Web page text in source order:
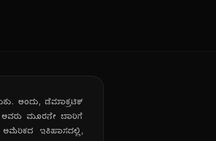
ಅಂದು, ಡೆಮಾಕ್ರಟಿಕ್
ಅವರು ಮೂರನೇ ಬಾರಿಗೆ
ಅಮೆರಿಕದ ಇತಿಹಾಸದಲ್ಲಿ,